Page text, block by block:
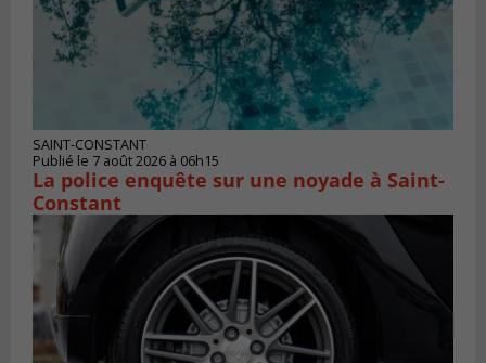
SAINT-CONSTANT
Publié le 7 août 2026 à 06h15
La police enquête sur une noyade à Saint-
Constant